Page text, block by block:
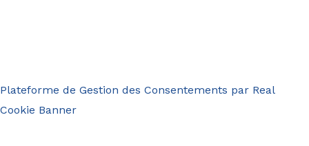
Plateforme de Gestion des Consentements par Real
Cookie Banner